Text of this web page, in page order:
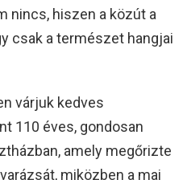
nincs, hiszen a közút a
csak a természet hangjai
várjuk kedves
110 éves, gondosan
amely megőrizte
miközben a mai